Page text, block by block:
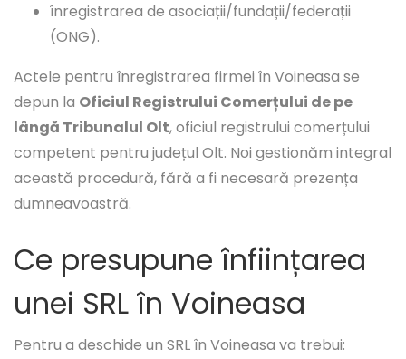
înregistrarea de asociații/fundații/federații
(ONG).
Actele pentru înregistrarea firmei în Voineasa se
depun la Oficiul Registrului Comerțului de pe
lângă Tribunalul Olt, oficiul registrului comerțului
competent pentru județul Olt. Noi gestionăm integral
această procedură, fără a fi necesară prezența
dumneavoastră.
Ce presupune înființarea
unei SRL în Voineasa
Pentru a deschide un SRL în Voineasa va trebui: